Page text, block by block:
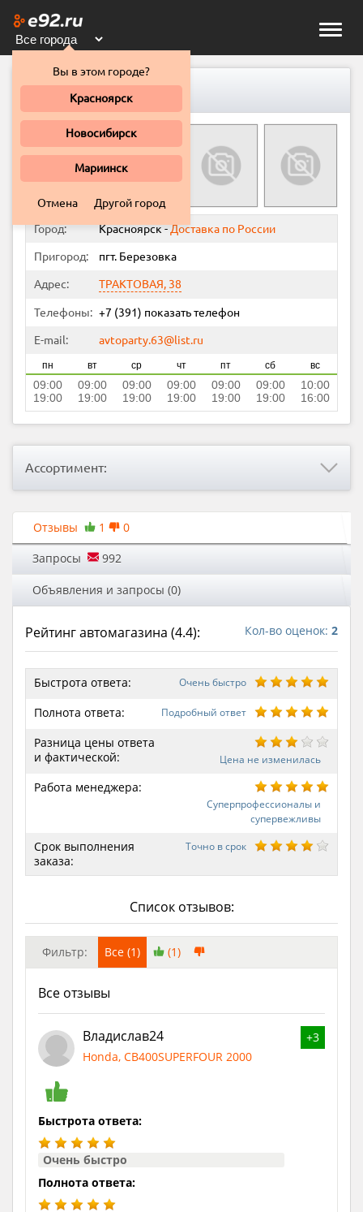
Toggle
Вы в этом городе?
Красноярск
Новосибирск
Мариинск
Отмена Другой город
Магазин "Стрелец"
Город: Красноярск-Доставка по России
Пригород: пгт. Березовка
Адрес: ТРАКТОВАЯ, 38
Телефоны: +7 (391) показать телефон
E-mail: avtoparty.63@list.ru
пн вт ср чт пт сб вс
09:00
19:00
09:00
19:00
09:00
19:00
09:00
19:00
09:00
19:00
09:00
19:00
10:00
16:00
Ассортимент:
Отзывы 1 0
Запросы 992
Объявления и запросы (0)
Кол-во оценок: 2
Рейтинг автомагазина (4.4):
Быстрота ответа: Очень быстро
Полнота ответа: Подробный ответ
Разница цены ответа
и фактической:
Цена не изменилась
Работа менеджера:
Суперпрофессионалы и
супервежливы
Срок выполнения
заказа:
Точно в срок
Список отзывов:
Фильтр: Все (1) (1)
Все отзывы
+3
Владислав24
Honda, CB400SUPERFOUR 2000
Быстрота ответа:
Очень быстро
Полнота ответа: